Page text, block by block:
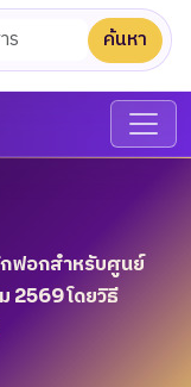
ค้นหา
กฟอกสำหรับศูนย์
2569 โดยวิธี